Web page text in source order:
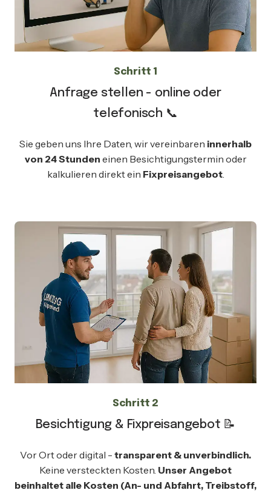
Schritt 1
Anfrage stellen - online oder
telefonisch 📞
Sie geben uns Ihre Daten, wir vereinbaren innerhalb
von 24 Stunden einen Besichtigungstermin oder
kalkulieren direkt ein Fixpreisangebot.
Schritt 2
Besichtigung & Fixpreisangebot 📝
Vor Ort oder digital - transparent & unverbindlich.
Keine versteckten Kosten. Unser Angebot
beinhaltet alle Kosten (An- und Abfahrt, Treibstoff,